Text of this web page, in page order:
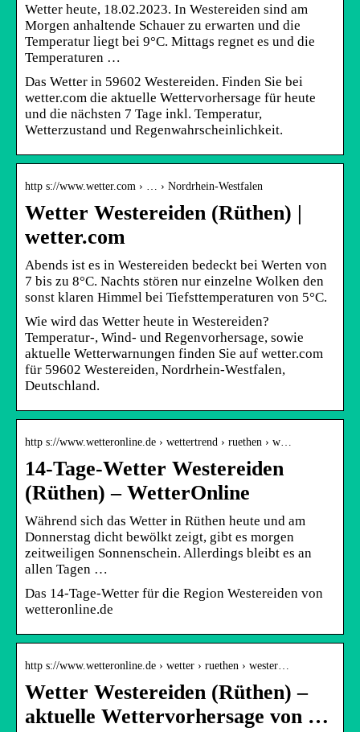
Wetter heute, 18.02.2023. In Westereiden sind am
Morgen anhaltende Schauer zu erwarten und die
Temperatur liegt bei 9°C. Mittags regnet es und die
Temperaturen …
Das Wetter in 59602 Westereiden. Finden Sie bei
wetter.com die aktuelle Wettervorhersage für heute
und die nächsten 7 Tage inkl. Temperatur,
Wetterzustand und Regenwahrscheinlichkeit.
http s://www.wetter.com › … › Nordrhein-Westfalen
Wetter Westereiden (Rüthen) |
wetter.com
Abends ist es in Westereiden bedeckt bei Werten von
7 bis zu 8°C. Nachts stören nur einzelne Wolken den
sonst klaren Himmel bei Tiefsttemperaturen von 5°C.
Wie wird das Wetter heute in Westereiden?
Temperatur-, Wind- und Regenvorhersage, sowie
aktuelle Wetterwarnungen finden Sie auf wetter.com
für 59602 Westereiden, Nordrhein-Westfalen,
Deutschland.
http s://www.wetteronline.de › wettertrend › ruethen › w…
14-Tage-Wetter Westereiden
(Rüthen) – WetterOnline
Während sich das Wetter in Rüthen heute und am
Donnerstag dicht bewölkt zeigt, gibt es morgen
zeitweiligen Sonnenschein. Allerdings bleibt es an
allen Tagen …
Das 14-Tage-Wetter für die Region Westereiden von
wetteronline.de
http s://www.wetteronline.de › wetter › ruethen › wester…
Wetter Westereiden (Rüthen) –
aktuelle Wettervorhersage von …